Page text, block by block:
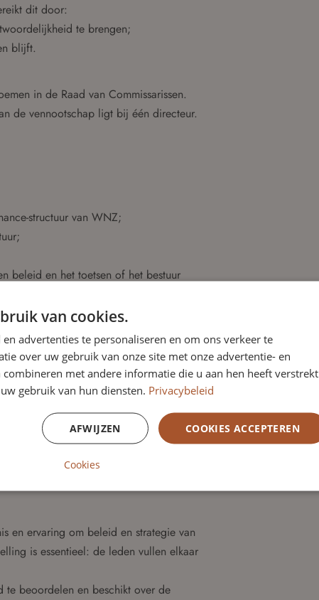
dit door:
te brengen;
blijft.
in de Raad van Commissarissen.
de vennootschap ligt bij één directeur.
structuur van WNZ;
beleid en het toetsen of het bestuur
te verstrekken en periodieke
zoals die zijn vastgelegd in de
van de directie van WNZ, waaronder
terzijde en treedt zij op als
van het bestuur. De basistaken van
de AvA’s, het minimaal eenmaal per
van de aandeelhouders.
en ervaring om beleid en strategie van
is essentieel: de leden vullen elkaar
beoordelen en beschikt over de
van cookies.
advertenties te personaliseren en om ons verkeer te
over uw gebruik van onze site met onze advertentie- en
met andere informatie die u aan hen heeft verstrekt
gebruik van hun diensten. Privacybeleid
COOKIES ACCEPTEREN
AFWIJZEN
Cookies